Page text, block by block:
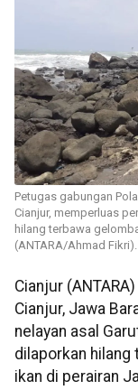
Petugas gabungan
Cianjur, memperluas
hilang terbawa
(ANTARA/Ahmad
Cianjur
Cianjur, Jawa
nelayan asal
dilaporkan
ikan di perairan